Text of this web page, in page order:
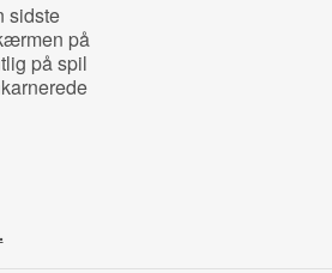
sidste
på
på spil